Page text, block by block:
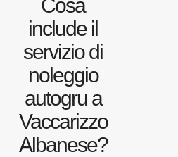
Cosa
include il
servizio di
noleggio
autogru a
Vaccarizzo
Albanese?